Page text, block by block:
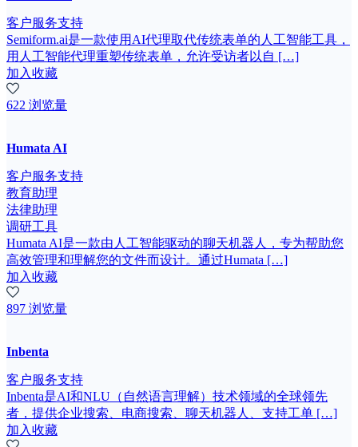
客户服务支持
Semiform.ai是一款使用AI代理取代传统表单的人工智能工具，
用人工智能代理重塑传统表单，允许受访者以自 […]
加入收藏
622 浏览量
Humata AI
客户服务支持
教育助理
法律助理
调研工具
Humata AI是一款由人工智能驱动的聊天机器人，专为帮助您
高效管理和理解您的文件而设计。通过Humata […]
加入收藏
897 浏览量
Inbenta
客户服务支持
Inbenta是AI和NLU（自然语言理解）技术领域的全球领先
者，提供企业搜索、电商搜索、聊天机器人、支持工单 […]
加入收藏